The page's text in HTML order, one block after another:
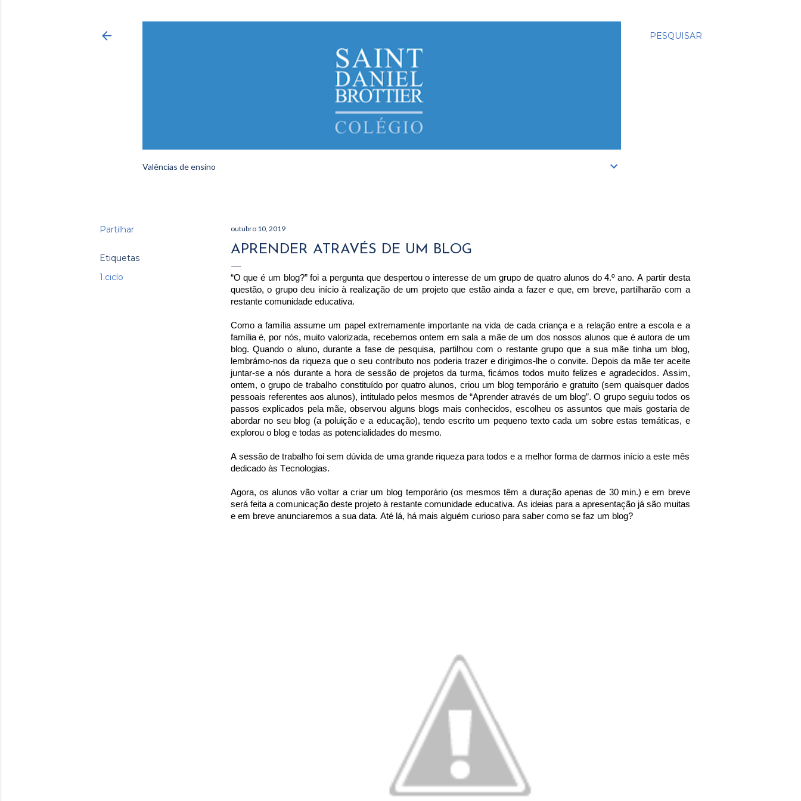
PESQUISAR
Valências de ensino
Partilhar
Etiquetas
1.ciclo
outubro 10, 2019
APRENDER ATRAVÉS DE UM BLOG
“O que é um blog?” foi a pergunta que despertou o interesse de um grupo de quatro alunos do 4.º ano. A partir desta
questão, o grupo deu início à realização de um projeto que estão ainda a fazer e que, em breve, partilharão com a
restante comunidade educativa.
Como a família assume um papel extremamente importante na vida de cada criança e a relação entre a escola e a
família é, por nós, muito valorizada, recebemos ontem em sala a mãe de um dos nossos alunos que é autora de um
blog. Quando o aluno, durante a fase de pesquisa, partilhou com o restante grupo que a sua mãe tinha um blog,
lembrámo-nos da riqueza que o seu contributo nos poderia trazer e dirigimos-lhe o convite. Depois da mãe ter aceite
juntar-se a nós durante a hora de sessão de projetos da turma, ficámos todos muito felizes e agradecidos. Assim,
ontem, o grupo de trabalho constituído por quatro alunos, criou um blog temporário e gratuito (sem quaisquer dados
pessoais referentes aos alunos), intitulado pelos mesmos de “Aprender através de um blog”. O grupo seguiu todos os
passos explicados pela mãe, observou alguns blogs mais conhecidos, escolheu os assuntos que mais gostaria de
abordar no seu blog (a poluição e a educação), tendo escrito um pequeno texto cada um sobre estas temáticas, e
explorou o blog e todas as potencialidades do mesmo.
A sessão de trabalho foi sem dúvida de uma grande riqueza para todos e a melhor forma de darmos início a este mês
dedicado às Tecnologias.
Agora, os alunos vão voltar a criar um blog temporário (os mesmos têm a duração apenas de 30 min.) e em breve
será feita a comunicação deste projeto à restante comunidade educativa. As ideias para a apresentação já são muitas
e em breve anunciaremos a sua data. Até lá, há mais alguém curioso para saber como se faz um blog?